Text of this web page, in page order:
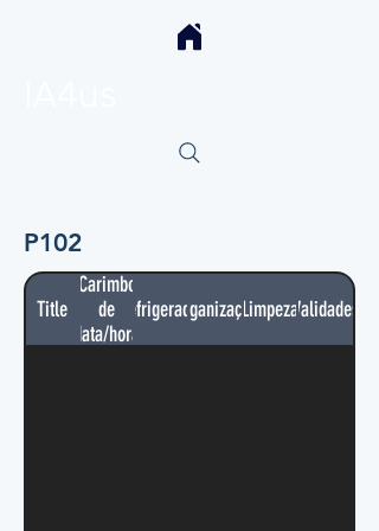
P102
Title
Carimbo
de
data/hora
RefrigeradorOrganizaçãoLimpezaValidades